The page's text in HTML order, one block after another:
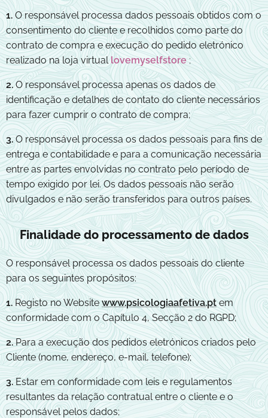
1. O responsável processa dados pessoais obtidos com o
consentimento do cliente e recolhidos como parte do
contrato de compra e execução do pedido eletrónico
realizado na loja virtual lovemyselfstore ;
2.O responsável processa apenas os dados de
identificação e detalhes de contato do cliente necessários
para fazer cumprir o contrato de compra;
3.O responsável processa os dados pessoais para fins de
entrega e contabilidade e para a comunicação necessária
entre as partes envolvidas no contrato pelo período de
tempo exigido por lei. Os dados pessoais não serão
divulgados e não serão transferidos para outros países.
Finalidade do processamento de dados
O responsável processa os dados pessoais do cliente
para os seguintes propósitos:
1.Registo no Website www.psicologiaafetiva.pt em
conformidade com o Capítulo 4, Secção 2 do RGPD;
2.Para a execução dos pedidos eletrónicos criados pelo
Cliente (nome, endereço, e-mail, telefone);
3.Estar em conformidade com leis e regulamentos
resultantes da relação contratual entre o cliente e o
responsável pelos dados;